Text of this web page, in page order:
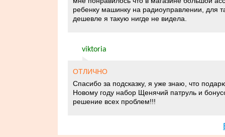
ребенку машинку на радиоуправлении, для
дешевле я такую нигде не видела.
viktoria
ОТЛИЧНО
Спасибо за подсказку, я уже знаю, что
Новому году набор Щенячий патруль и
решение всех проблем!!!